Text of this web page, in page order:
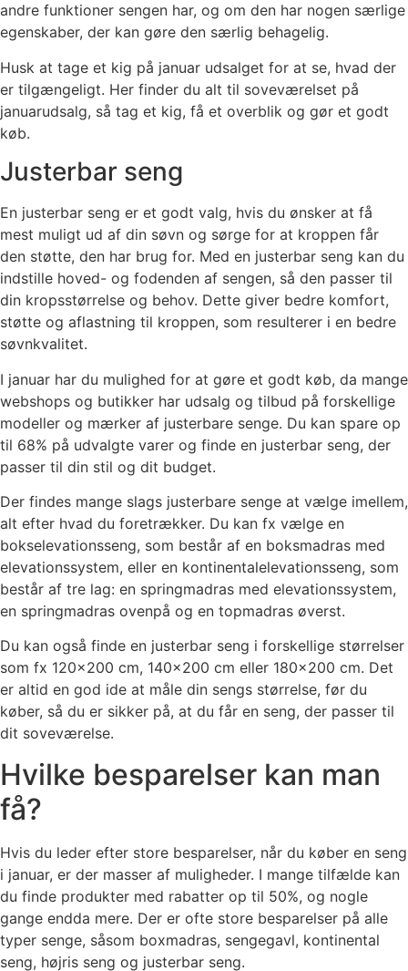
andre funktioner sengen har, og om den har nogen særlige
egenskaber, der kan gøre den særlig behagelig.
Husk at tage et kig på januar udsalget for at se, hvad der
er tilgængeligt. Her finder du alt til soveværelset på
januarudsalg, så tag et kig, få et overblik og gør et godt
køb.
Justerbar seng
En justerbar seng er et godt valg, hvis du ønsker at få
mest muligt ud af din søvn og sørge for at kroppen får
den støtte, den har brug for. Med en justerbar seng kan du
indstille hoved- og fodenden af sengen, så den passer til
din kropsstørrelse og behov. Dette giver bedre komfort,
støtte og aflastning til kroppen, som resulterer i en bedre
søvnkvalitet.
I januar har du mulighed for at gøre et godt køb, da mange
webshops og butikker har udsalg og tilbud på forskellige
modeller og mærker af justerbare senge. Du kan spare op
til 68% på udvalgte varer og finde en justerbar seng, der
passer til din stil og dit budget.
Der findes mange slags justerbare senge at vælge imellem,
alt efter hvad du foretrækker. Du kan fx vælge en
bokselevationsseng, som består af en boksmadras med
elevationssystem, eller en kontinentalelevationsseng, som
består af tre lag: en springmadras med elevationssystem,
en springmadras ovenpå og en topmadras øverst.
Du kan også finde en justerbar seng i forskellige størrelser
som fx 120×200 cm, 140×200 cm eller 180×200 cm. Det
er altid en god ide at måle din sengs størrelse, før du
køber, så du er sikker på, at du får en seng, der passer til
dit soveværelse.
Hvilke besparelser kan man
få?
Hvis du leder efter store besparelser, når du køber en seng
i januar, er der masser af muligheder. I mange tilfælde kan
du finde produkter med rabatter op til 50%, og nogle
gange endda mere. Der er ofte store besparelser på alle
typer senge, såsom boxmadras, sengegavl, kontinental
seng, højris seng og justerbar seng.